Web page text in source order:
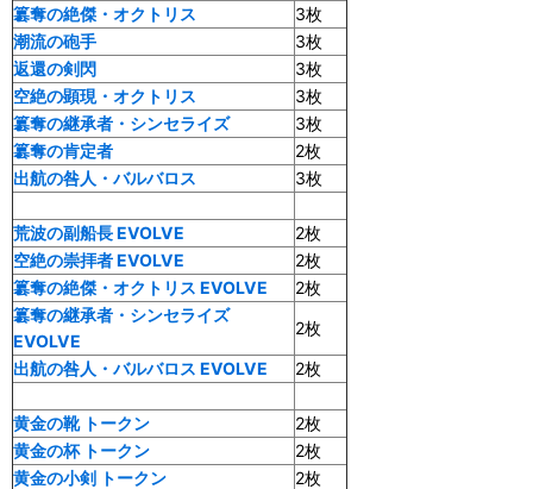
簒奪の絶傑・オクトリス
3枚
潮流の砲手
3枚
返還の剣閃
3枚
空絶の顕現・オクトリス
3枚
簒奪の継承者・シンセライズ
3枚
簒奪の肯定者
2枚
出航の咎人・バルバロス
3枚
荒波の副船長 EVOLVE
2枚
空絶の崇拝者 EVOLVE
2枚
簒奪の絶傑・オクトリス EVOLVE
2枚
簒奪の継承者・シンセライズ
EVOLVE
2枚
出航の咎人・バルバロス EVOLVE
2枚
黄金の靴 トークン
2枚
黄金の杯 トークン
2枚
黄金の小剣 トークン
2枚